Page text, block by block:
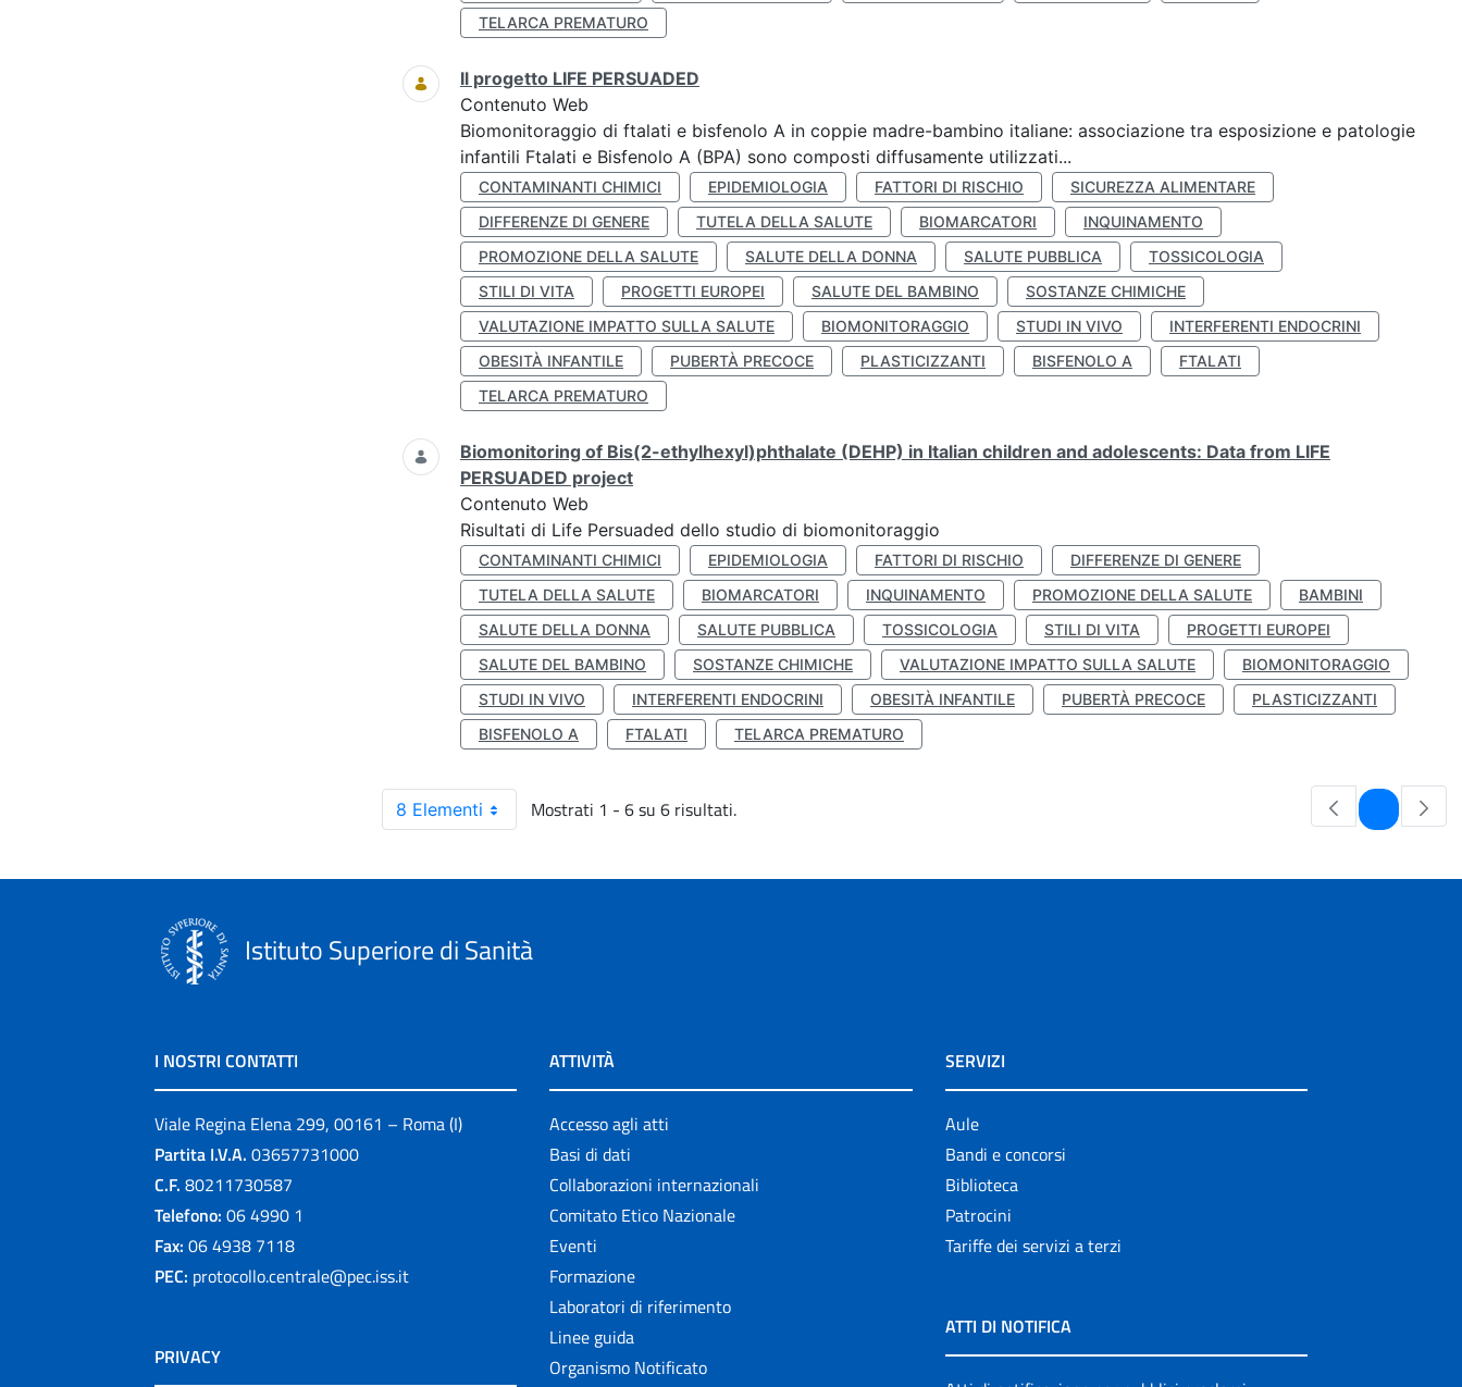
TELARCA PREMATURO
Il progetto LIFE PERSUADED
Contenuto Web
Biomonitoraggio di ftalati e bisfenolo A in coppie madre-bambino italiane: associazione tra esposizione e patologie
infantili Ftalati e Bisfenolo A (BPA) sono composti diffusamente utilizzati...
CONTAMINANTI CHIMICI EPIDEMIOLOGIA FATTORI DI RISCHIO
SICUREZZA ALIMENTARE
DIFFERENZE DI GENERE
TUTELA DELLA SALUTE BIOMARCATORI
INQUINAMENTO
PROMOZIONE DELLA SALUTE
SALUTE DELLA DONNA SALUTE PUBBLICA
TOSSICOLOGIA
STILI DI VITA
PROGETTI EUROPEI SALUTE DEL BAMBINO
SOSTANZE CHIMICHE
VALUTAZIONE IMPATTO SULLA SALUTE
BIOMONITORAGGIO STUDI IN VIVO
INTERFERENTI ENDOCRINI
OBESITÀ INFANTILE
PUBERTÀ PRECOCE PLASTICIZZANTI BISFENOLO A
FTALATI
TELARCA PREMATURO
Biomonitoring of Bis(2-ethylhexyl)phthalate (DEHP) in Italian children and adolescents: Data from LIFE
PERSUADED project
Contenuto Web
Risultati di Life Persuaded dello studio di biomonitoraggio
CONTAMINANTI CHIMICI EPIDEMIOLOGIA FATTORI DI RISCHIO
DIFFERENZE DI GENERE
TUTELA DELLA SALUTE
BIOMARCATORI INQUINAMENTO PROMOZIONE DELLA SALUTE
BAMBINI
SALUTE DELLA DONNA
SALUTE PUBBLICA TOSSICOLOGIA STILI DI VITA
PROGETTI EUROPEI
SALUTE DEL BAMBINO
SOSTANZE CHIMICHE VALUTAZIONE IMPATTO SULLA SALUTE
BIOMONITORAGGIO
STUDI IN VIVO
INTERFERENTI ENDOCRINI OBESITÀ INFANTILE PUBERTÀ PRECOCE
PLASTICIZZANTI
BISFENOLO A
FTALATI TELARCA PREMATURO
8 Elementi Mostrati 1 - 6 su 6 risultati. Pagina
Istituto Superiore di Sanità
I NOSTRI CONTATTI
Viale Regina Elena 299, 00161 – Roma (I)
Partita I.V.A. 03657731000
C.F. 80211730587
Telefono: 06 4990 1
Fax: 06 4938 7118
PEC: protocollo.centrale@pec.iss.it
PRIVACY
ATTIVITÀ
Accesso agli atti
Basi di dati
Collaborazioni internazionali
Comitato Etico Nazionale
Eventi
Formazione
Laboratori di riferimento
Linee guida
Organismo Notificato
SERVIZI
Aule
Bandi e concorsi
Biblioteca
Patrocini
Tariffe dei servizi a terzi
ATTI DI NOTIFICA